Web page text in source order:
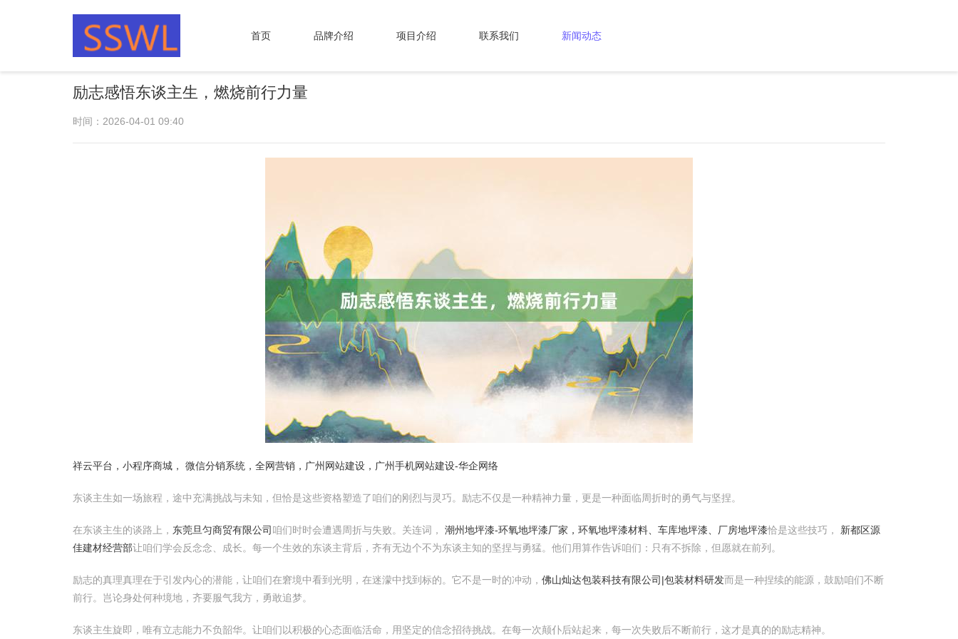
首页 品牌介绍 项目介绍 联系我们 新闻动态
励志感悟东谈主生，燃烧前行力量
时间：2026-04-01 09:40
祥云平台，小程序商城， 微信分销系统，全网营销，广州网站建设，广州手机网站建设-华企网络
东谈主生如一场旅程，途中充满挑战与未知，但恰是这些资格塑造了咱们的刚烈与灵巧。励志不仅是一种精神力量，更是一种面临周折时的勇气与坚捏。
在东谈主生的谈路上， 东莞旦匀商贸有限公司 咱们时时会遭遇周折与失败。关连词， 潮州地坪漆-环氧地坪漆厂家，环氧地坪漆材料、车库地坪漆、厂房地坪漆恰是这些技巧， 新都区源
佳建材经营部让咱们学会反念念、成长。每一个生效的东谈主背后，齐有无边个不为东谈主知的坚捏与勇猛。他们用算作告诉咱们：只有不拆除，但愿就在前列。
励志的真理真理在于引发内心的潜能，让咱们在窘境中看到光明，在迷濛中找到标的。它不是一时的冲动， 佛山灿达包装科技有限公司|包装材料研发而是一种捏续的能源，鼓励咱们不断
前行。岂论身处何种境地，齐要服气我方，勇敢追梦。
东谈主生旋即，唯有立志能力不负韶华。让咱们以积极的心态面临活命，用坚定的信念招待挑战。在每一次颠仆后站起来，每一次失败后不断前行，这才是真的的励志精神。